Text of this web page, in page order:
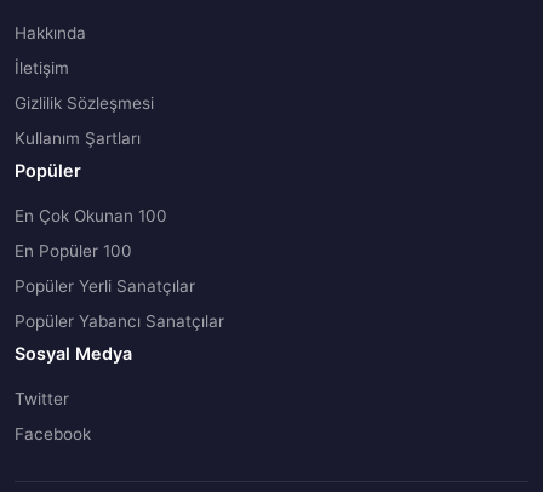
Hakkında
İletişim
Gizlilik Sözleşmesi
Kullanım Şartları
Popüler
En Çok Okunan 100
En Popüler 100
Popüler Yerli Sanatçılar
Popüler Yabancı Sanatçılar
Sosyal Medya
Twitter
Facebook